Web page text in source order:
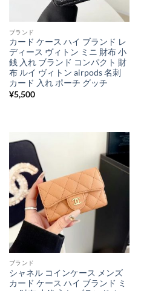
ブランド
カード ケース ハイ ブランド レ
ディース ヴィトン ミニ 財布 小
銭 入れ ブランド コンパクト 財
布 ルイ ヴィトン airpods 名刺
カード 入れ ポーチ グッチ
¥5,500
ブランド
シャネル コインケース メンズ
カード ケース ハイ ブランド ミ